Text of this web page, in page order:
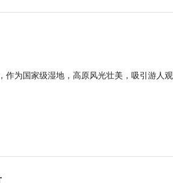
作为国家级湿地，高原风光壮美，吸引游人观